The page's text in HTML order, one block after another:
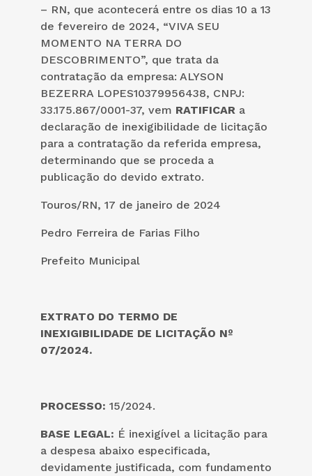
– RN, que acontecerá entre os dias 10 a 13
de fevereiro de 2024, “VIVA SEU
MOMENTO NA TERRA DO
DESCOBRIMENTO”, que trata da
contratação da empresa: ALYSON
BEZERRA LOPES10379956438, CNPJ:
33.175.867/0001-37, vem RATIFICAR a
declaração de inexigibilidade de licitação
para a contratação da referida empresa,
determinando que se proceda a
publicação do devido extrato.
Touros/RN, 17 de janeiro de 2024
Pedro Ferreira de Farias Filho
Prefeito Municipal
EXTRATO DO TERMO DE
INEXIGIBILIDADE DE LICITAÇÃO Nº
07/2024.
PROCESSO: 15/2024.
BASE LEGAL: É inexigível a licitação para
a despesa abaixo especificada,
devidamente justificada, com fundamento